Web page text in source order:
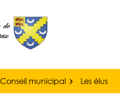
Conseil municipal Les élus